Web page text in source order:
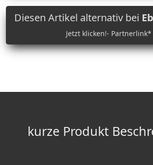
Diesen Artikel alternativ bei
Jetzt klicken!- Partnerlink*
kurze Produkt